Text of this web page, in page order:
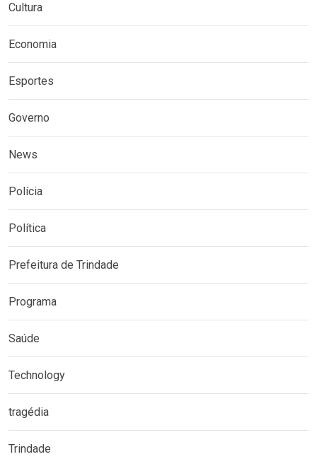
Cultura
Economia
Esportes
Governo
News
Polícia
Política
Prefeitura de Trindade
Programa
Saúde
Technology
tragédia
Trindade